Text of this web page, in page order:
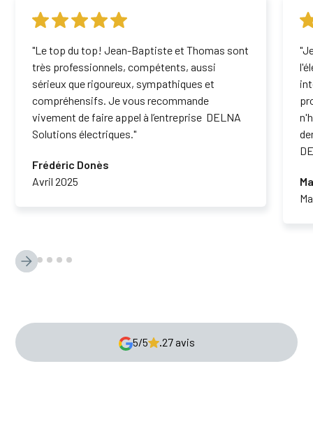
"Le top du top! Jean-Baptiste et Thomas sont
très professionnels, compétents, aussi
sérieux que rigoureux, sympathiques et
compréhensifs. Je vous recommande
vivement de faire appel à l’entreprise DELNA
Solutions électriques."
Frédéric Donès
Avril 2025
5/5 .27 avis